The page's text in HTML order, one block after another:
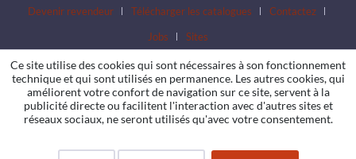
Devenir revendeur
Télécharger les catalogues
Contactez
Jobs
Sites
Ce site utilise des cookies qui sont nécessaires à son fonctionnement
technique et qui sont utilisés en permanence. Les autres cookies, qui
améliorent votre confort de navigation sur ce site, servent à la
publicité directe ou facilitent l'interaction avec d'autres sites et
réseaux sociaux, ne seront utilisés qu'avec votre consentement.